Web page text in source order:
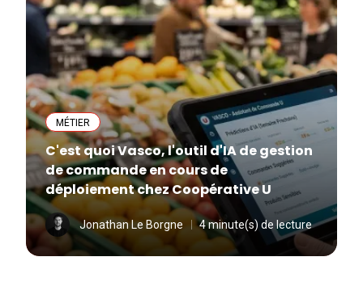
MÉTIER
C'est quoi Vasco, l'outil d'IA de gestion
de commande en cours de
déploiement chez Coopérative U
Jonathan Le Borgne 4 minute(s) de lecture